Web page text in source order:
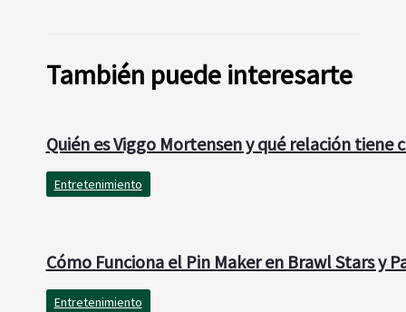
También puede interesarte
Quién es Viggo Mortensen y qué relación tiene
Entretenimiento
Cómo Funciona el Pin Maker en Brawl Stars y
Entretenimiento